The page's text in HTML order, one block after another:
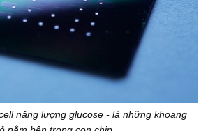
năng lượng glucose - là những khoang